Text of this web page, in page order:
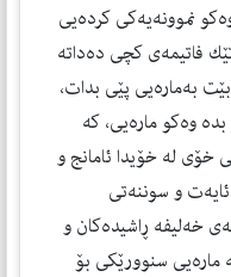
نموونەیەكی كردەیی
فاتیمەی كچی دەداتە
بەمارەیی پێی بدات،
وەكو مارەیی، كە
خۆی لە خۆیدا ئامانج و
و سوننەتی
خەلیفە ڕاشیدەكان و
مارەیی سنوورێكی بۆ